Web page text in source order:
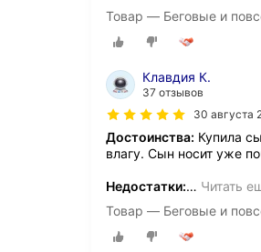
Товар — Беговые и
Клавдия К.
37 отзывов
30 августа
Достоинства: Купила
влагу. Сын носит уже
Недостатки:… Читать
Товар — Беговые и